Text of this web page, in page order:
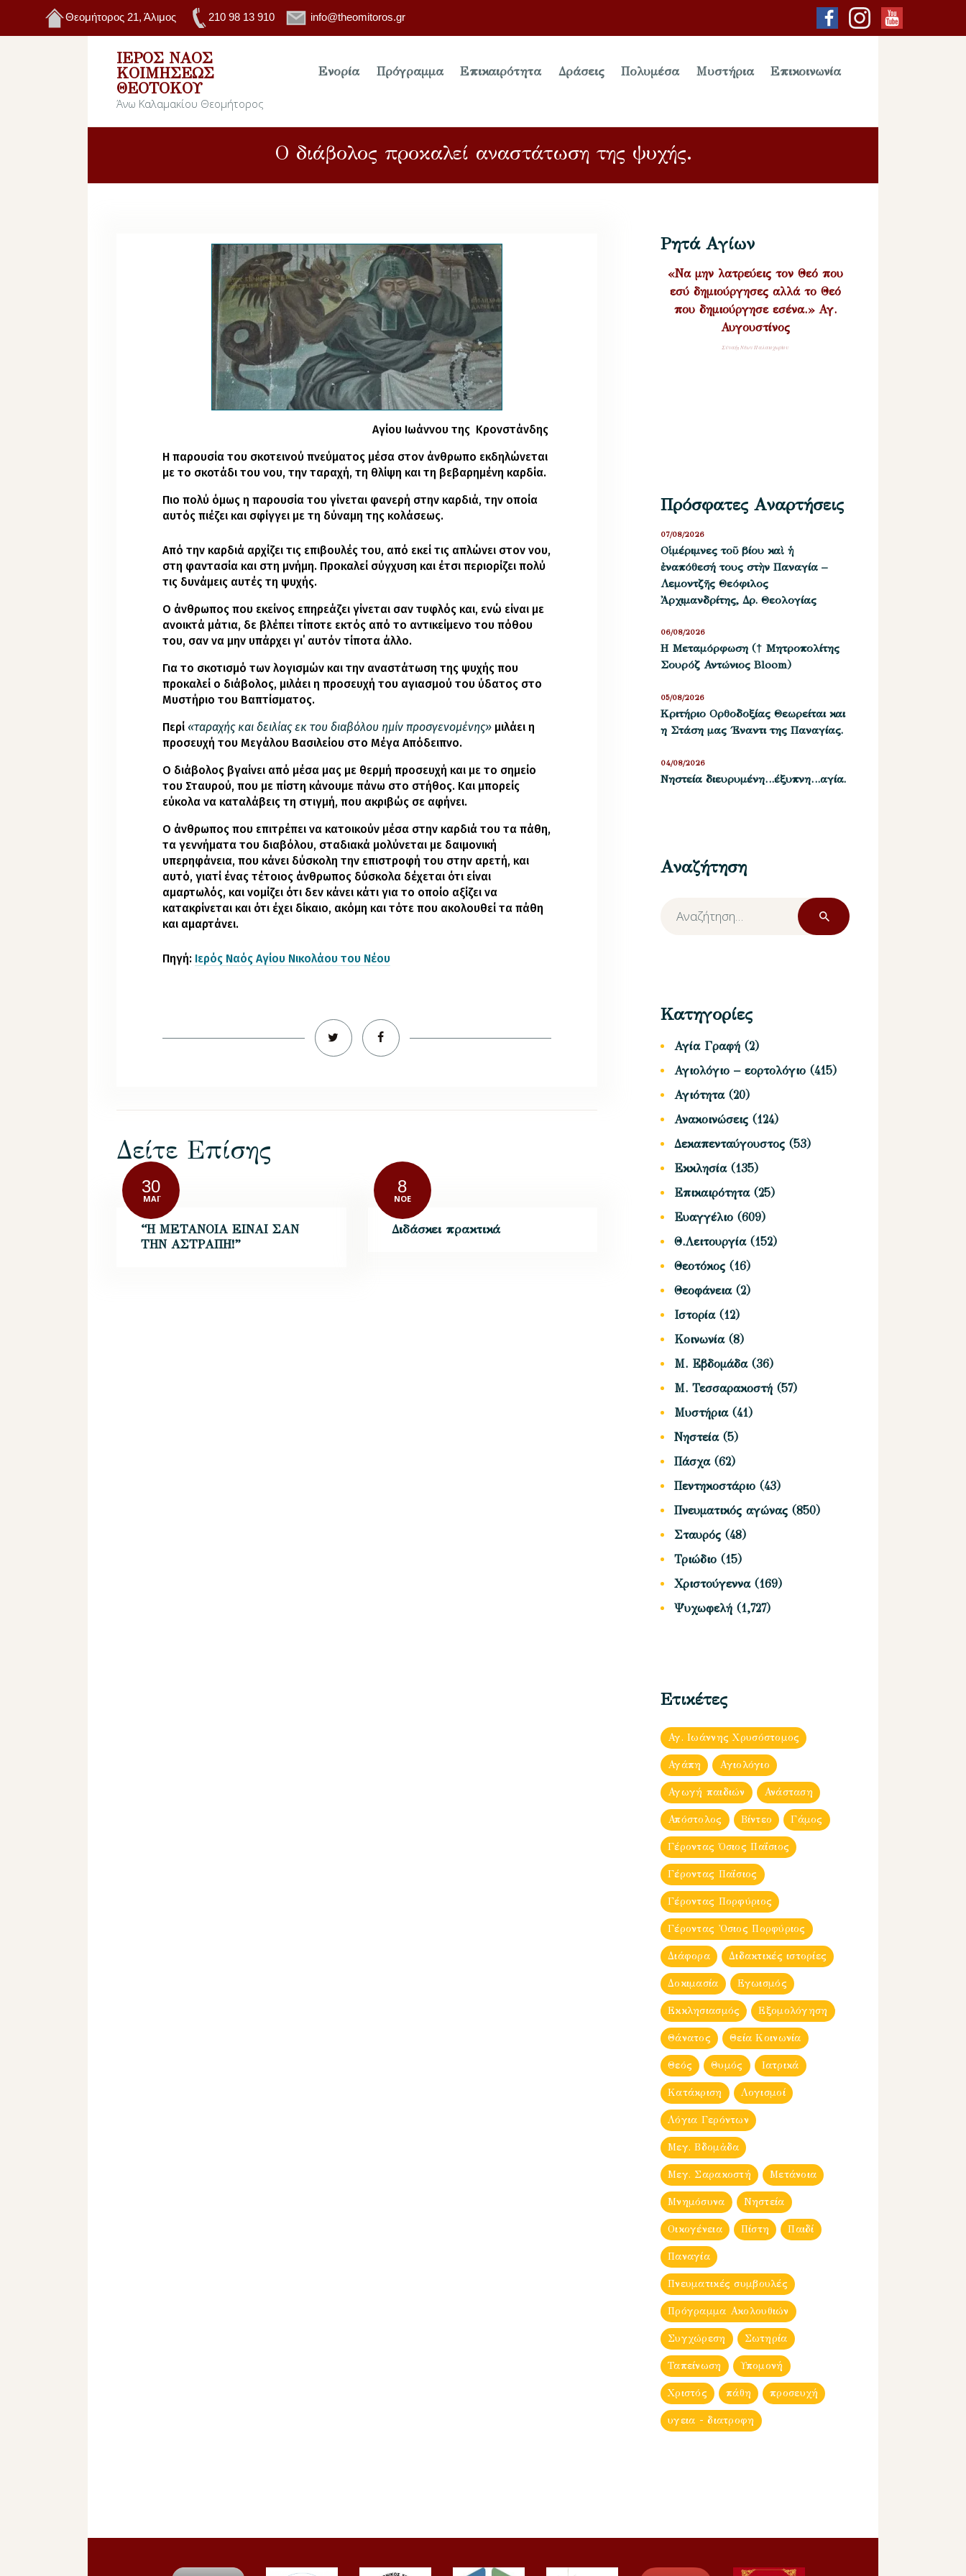
Θεομήτορος 21, Άλιμος 210 98 13 910 info@theomitoros.gr
ΙΕΡΌΣ ΝΑΌΣ
ΚΟΙΜΉΣΕΩΣ
ΘΕΟΤΌΚΟΥ
Άνω Καλαμακίου Θεομήτορος
Ενορία Πρόγραμμα Επικαιρότητα Δράσεις Πολυμέσα Μυστήρια Επικοινωνία
Ο διάβολος προκαλεί αναστάτωση της ψυχής.
Αγίου Ιωάννου της Κρονστάνδης
Η παρουσία του σκοτεινού πνεύματος μέσα στον άνθρωπο εκδηλώνεται
με το σκοτάδι του νου, την ταραχή, τη θλίψη και τη βεβαρημένη καρδία.
Πιο πολύ όμως η παρουσία του γίνεται φανερή στην καρδιά, την οποία
αυτός πιέζει και σφίγγει με τη δύναμη της κολάσεως.
Από την καρδιά αρχίζει τις επιβουλές του, από εκεί τις απλώνει στον νου,
στη φαντασία και στη μνήμη. Προκαλεί σύγχυση και έτσι περιορίζει πολύ
τις δυνάμεις αυτές τη ψυχής.
Ο άνθρωπος που εκείνος επηρεάζει γίνεται σαν τυφλός και, ενώ είναι με
ανοικτά μάτια, δε βλέπει τίποτε εκτός από το αντικείμενο του πόθου
του, σαν να μην υπάρχει γι΄ αυτόν τίποτα άλλο.
Για το σκοτισμό των λογισμών και την αναστάτωση της ψυχής που
προκαλεί ο διάβολος, μιλάει η προσευχή του αγιασμού του ύδατος στο
Μυστήριο του Βαπτίσματος.
Περί«ταραχής και δειλίας εκ του διαβόλου ημίν προσγενομένης» μιλάει η
προσευχή του Μεγάλου Βασιλείου στο Μέγα Απόδειπνο.
Ο διάβολος βγαίνει από μέσα μας με θερμή προσευχή και με το σημείο
του Σταυρού, που με πίστη κάνουμε πάνω στο στήθος. Και μπορείς
εύκολα να καταλάβεις τη στιγμή, που ακριβώς σε αφήνει.
Ο άνθρωπος που επιτρέπει να κατοικούν μέσα στην καρδιά του τα πάθη,
τα γεννήματα του διαβόλου, σταδιακά μολύνεται με δαιμονική
υπερηφάνεια, που κάνει δύσκολη την επιστροφή του στην αρετή, και
αυτό, γιατί ένας τέτοιος άνθρωπος δύσκολα δέχεται ότι είναι
αμαρτωλός, και νομίζει ότι δεν κάνει κάτι για το οποίο αξίζει να
κατακρίνεται και ότι έχει δίκαιο, ακόμη και τότε που ακολουθεί τα πάθη
και αμαρτάνει.
Πηγή: Ιερός Ναός Αγίου Νικολάου του Νέου
Δείτε Επίσης
30
ΜΆΙ
“Η ΜΕΤΑΝΟΙΑ ΕΙΝΑΙ ΣΑΝ
ΤΗΝ ΑΣΤΡΑΠΗ!”
8
ΝΟΈ
Διδάσκει πρακτικά
Ρητά Αγίων
«Να μην λατρεύεις τον Θεό που
εσύ δημιούργησες αλλά το Θεό
που δημιούργησε εσένα.» Αγ.
Αυγουστίνος
Σύναξη Νέων Παλαιοχωρίου
Πρόσφατες Αναρτήσεις
Οἱ μέριμνες τοῦ βίου καὶ ἡ
ἐναπόθεσή τους στὴν Παναγία –
Λεμοντζῆς Θεόφιλος
Ἀρχιμανδρίτης, Δρ. Θεολογίας
07/08/2026
Η Μεταμόρφωση († Μητροπολίτης
Σουρόζ Αντώνιος Bloom)
06/08/2026
Kριτήριο Oρθοδοξίας Θεωρείται και
η Στάση μας ΄Εναντι της Παναγίας.
05/08/2026
Νηστεία διευρυμένη…έξυπνη…αγία.
04/08/2026
Αναζήτηση
Αναζήτηση
για:
Κατηγορίες
Αγία Γραφή (2)
Αγιολόγιο – εορτολόγιο (415)
Αγιότητα(20)
Ανακοινώσεις (124)
Δεκαπενταύγουστος (53)
Εκκλησία(135)
Επικαιρότητα(25)
Ευαγγέλιο (609)
Θ.Λειτουργία(152)
Θεοτόκος (16)
Θεοφάνεια(2)
Ιστορία(12)
Κοινωνία(8)
Μ. Εβδομάδα(36)
Μ. Τεσσαρακοστή (57)
Μυστήρια(41)
Νηστεία(5)
Πάσχα(62)
Πεντηκοστάριο (43)
Πνευματικός αγώνας (850)
Σταυρός (48)
Τριώδιο (15)
Χριστούγεννα(169)
Ψυχωφελή (1,727)
Ετικέτες
Αγ. Ιωάννης Χρυσόστομος
Αγάπη Αγιολόγιο
Αγωγή παιδιών Ανάσταση
Απόστολος Βίντεο Γάμος
Γέροντας Όσιος Παΐσιος
Γέροντας Παΐσιος
Γέροντας Πορφύριος
Γέροντας Ὀσιος Πορφύριος
Διάφορα Διδακτικές ιστορίες
Δοκιμασία Εγωισμός
Εκκλησιασμός Εξομολόγηση
Θάνατος Θεία Κοινωνία
Θεός Θυμός Ιατρικά
Κατάκριση Λογισμοί
Λόγια Γερόντων
Μεγ. Βδομἀδα
Μεγ. Σαρακοστή Μετάνοια
Μνημόσυνα Νηστεία
Οικογένεια Πίστη Παιδί
Παναγία
Πνευματικές συμβουλές
Πρόγραμμα Ακολουθιών
Συγχώρεση Σωτηρία
Ταπείνωση Υπομονή
Χριστός πάθη προσευχή
υγεια - διατροφη